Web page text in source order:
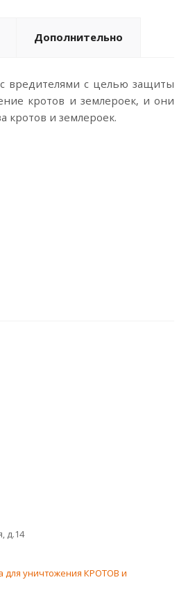
Дополнительно
вредителями с целью защиты
кротов и землероек, и они
кротов и землероек.
д.14
для уничтожения КРОТОВ и